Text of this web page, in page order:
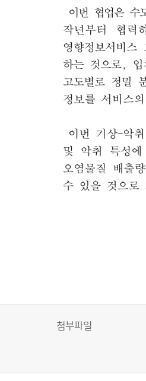
첨부파일